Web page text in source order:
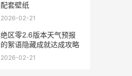
配套壁纸
2026-02-21
绝区零2.6版本天气预报
的絮语隐藏成就达成攻略
2026-02-21